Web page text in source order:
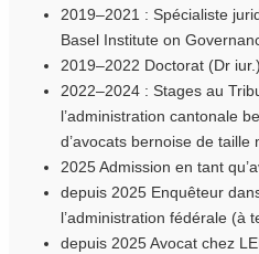
2019–2021 : Spécialiste
Basel Institute on
2019–2022 Doctorat (Dr
2022–2024 : Stages au
l’administration cantonale
d’avocats bernoise de taille
2025 Admission en tant
depuis 2025 Enquêteur
l’administration fédérale (à
depuis 2025 Avocat chez